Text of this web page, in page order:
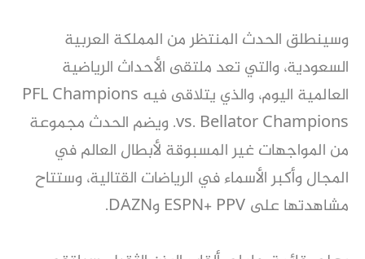
وسينطلق الحدث المنتظر من المملكة العربية
السعودية، والتي تعد ملتقى الأحداث الرياضية
العالمية اليوم، والذي يتلاقى فيه PFL Champions
vs. Bellator Champions. ويضم الحدث مجموعة
من المواجهات غير المسبوقة لأبطال العالم في
المجال وأكبر الأسماء في الرياضات القتالية، وستتاح
مشاهدتها على ESPN+ PPV وDAZN.